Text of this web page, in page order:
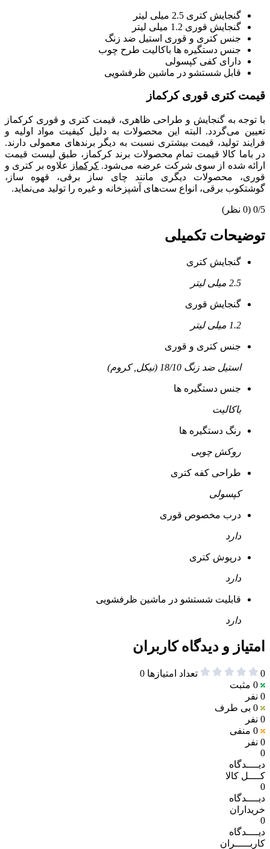
گنجایش کتری 2.5 میلی لیتر
گنجایش قوری 1.2 میلی لیتر
جنس کتری و قوری استیل ضد زنگ
جنس دستگیره ها باکالیت طرح چوب
دارای کفی کپسولی
قابل شستشو در ماشین ظرفشویی
قیمت کتری قوری کرکماز
با توجه به گنجایش و طراحی ظاهری، قیمت کتری و قوری کرکماز
تعیین می‌گردد. البته این محصولات به دلیل کیفیت مواد اولیه و
فرایند تولید، قیمت بیشتری نسبت به دیگر برندهای معمولی دارند.
در باما کالا قیمت تمام محصولات برند کرکماز، طبق لیست قیمت
ارائه شده از سوی شرکت عرضه می‌شود. کرکماز علاوه بر کتری و
قوری، محصولات دیگری مانند چای ساز برقی، قهوه ساز،
گوشتکوب برقی، انواع ست‌های آشپزخانه و غیره را تولید می‌نماید.
0/5 (0 نظر)
توضیحات تکمیلی
گنجایش کتری
2.5 میلی لیتر
گنجایش قوری
1.2 میلی لیتر
جنس کتری و قوری
استیل ضد زنگ 18/10 (نیکل, کروم)
جنس دستگیره ها
باکالیت
رنگ دستگیره ها
روکش چوبی
طراحی کفه کتری
کپسولی
درب مخصوص قوری
دارد
درپوش کتری
دارد
قابلیت شستشو در ماشین ظرفشویی
دارد
امتیاز و دیدگاه کاربران
0 تعداد امتیازها 0
0 مثبت
0 نفر
0 بی طرف
0 نفر
0 منفی
0 نفر
0
دیــــدگاه
کــــل کالا
0
دیــــدگاه
خریداران
0
دیــــدگاه
کاربـــــران